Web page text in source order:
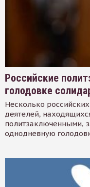
Российские
голодовке
Несколько
деятелей,
политзаключенными,
однодневную